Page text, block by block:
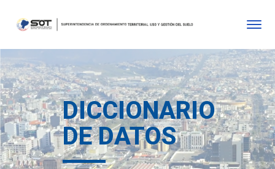
DICCIONARIO
DE DATOS